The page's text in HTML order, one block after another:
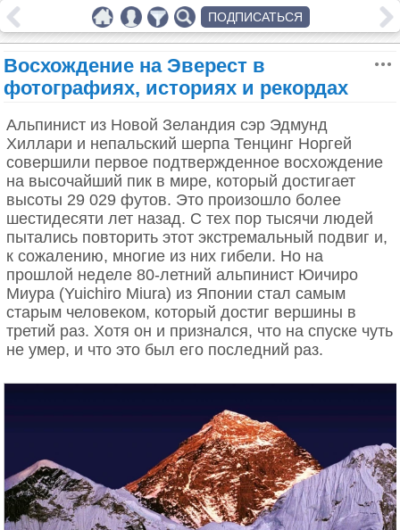
Восхождение на Эверест в
фотографиях, историях и рекордах
Альпинист из Новой Зеландия сэр Эдмунд
Хиллари и непальский шерпа Тенцинг Норгей
совершили первое подтвержденное восхождение
на высочайший пик в мире, который достигает
высоты 29 029 футов. Это произошло более
шестидесяти лет назад. С тех пор тысячи людей
пытались повторить этот экстремальный подвиг и,
к сожалению, многие из них гибели. Но на
прошлой неделе 80-летний альпинист Юичиро
Миура (Yuichiro Miura) из Японии стал самым
старым человеком, который достиг вершины в
третий раз. Хотя он и признался, что на спуске чуть
не умер, и что это был его последний раз.
ПОДПИСАТЬСЯ